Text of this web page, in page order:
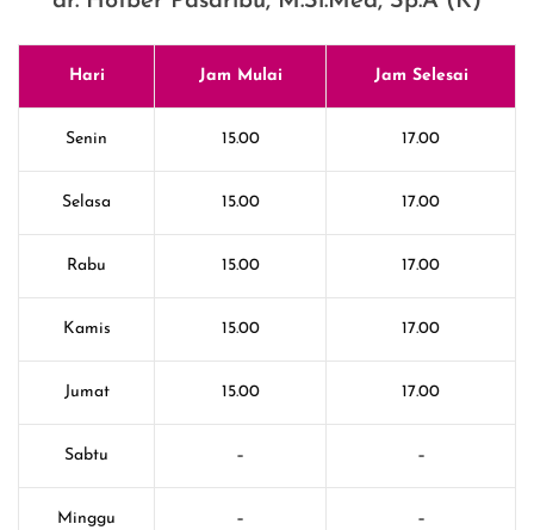
Hari Jam Mulai Jam Selesai
Senin 15.00 17.00
Selasa 15.00 17.00
Rabu 15.00 17.00
Kamis 15.00 17.00
Jumat 15.00 17.00
Sabtu – –
Minggu – –